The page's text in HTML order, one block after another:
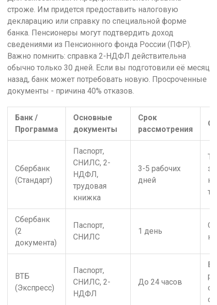
строже. Им придется предоставить налоговую
декларацию или справку по специальной форме
банка. Пенсионеры могут подтвердить доход
сведениями из Пенсионного фонда России (ПФР).
Важно помнить: справка 2-НДФЛ действительна
обычно только 30 дней. Если вы подготовили её месяц
назад, банк может потребовать новую. Просроченные
документы - причина 40% отказов.
Банк /
Программа
Основные
документы
Срок
рассмотрения
Сбербанк
(Стандарт)
Паспорт,
СНИЛС, 2-
НДФЛ,
трудовая
книжка
3-5 рабочих
дней
Сбербанк
(2
документа)
Паспорт,
СНИЛС
1 день
ВТБ
(Экспресс)
Паспорт,
СНИЛС, 2-
НДФЛ
До 24 часов